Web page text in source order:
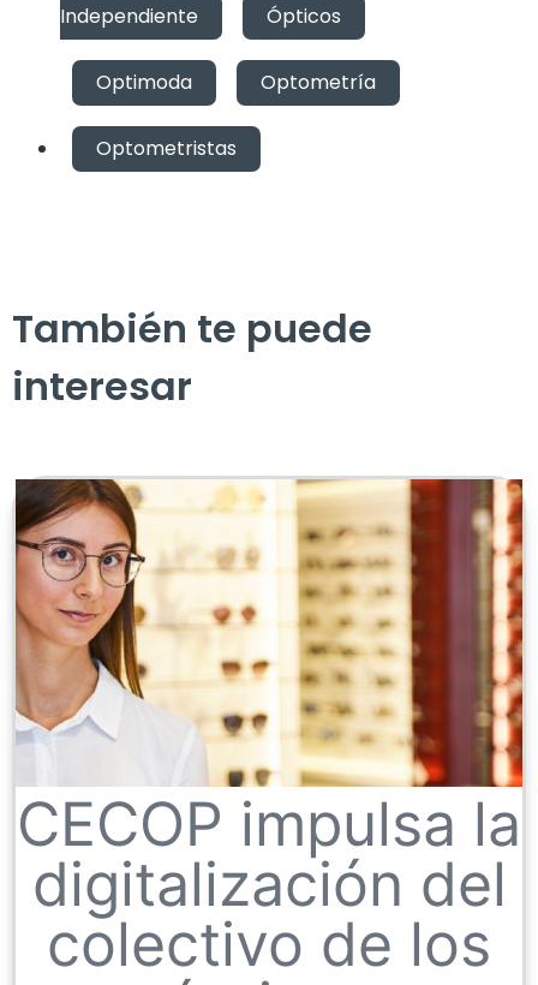
Independiente Ópticos
Optimoda Optometría
Optometristas
También te puede
interesar
CECOP impulsa la
digitalización del
colectivo de los